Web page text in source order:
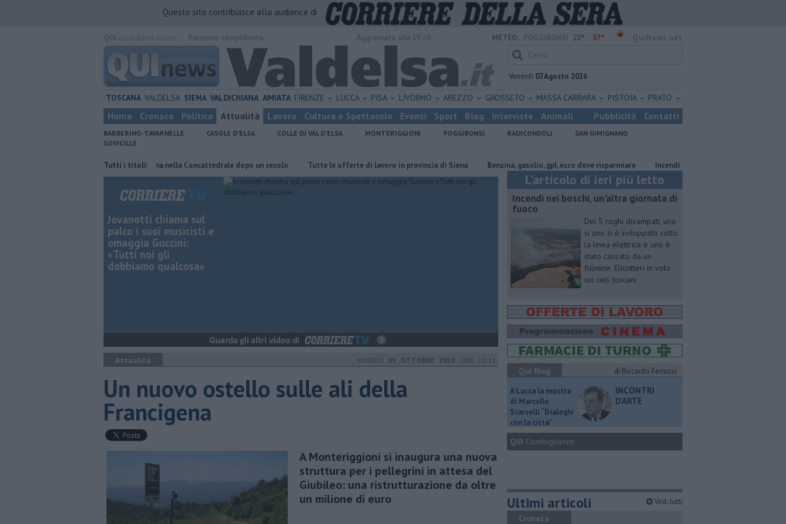
Questo sito contribuisce alla audience di
METEO: 22° 37°
Venerdì 07 Agosto 2026
TOSCANA VALDELSA SIENA VALDICHIANA AMIATA FIRENZE LUCCA PISA LIVORNO AREZZO GROSSETO MASSA CARRARA PISTOIA PRATO
Home Cronaca Politica Attualità Lavoro Cultura e Spettacolo Eventi Sport Blog Interviste Animali Pubblicità Contatti
BARBERINO-TAVARNELLE CASOLE D'ELSA COLLE DI VAL D'ELSA MONTERIGGIONI POGGIBONSI RADICONDOLI
SAN GIMIGNANO
SOVICILLE
Tutti i titoli:
Pagina miniata torna nella Concattedrale dopo un secolo ​Tutte le offerte di lavoro in provincia di Siena ​Benzina, gasolio, gpl, ecco dove risparmiare Incendi nei boschi, un'altra giornata di fuoco
Jovanotti chiama sul
palco i suoi musicisti e
omaggia Guccini:
«Tutti noi gli
dobbiamo qualcosa»
Attualità VENERDÌ 09 OTTOBRE 2015 ORE 15:31
Un nuovo ostello sulle ali della
Francigena
A Monteriggioni si inaugura una nuova
struttura per i pellegrini in attesa del
Giubileo: una ristrutturazione da oltre
un milione di euro
L'articolo di ieri più letto
Incendi nei boschi, un'altra giornata di
fuoco
Dei 5 roghi divampati, uno
si uno si è sviluppato sotto
la linea elettrica e uno è
stato causato da un
fulmine. Elicotteri in volo
sui cieli toscani
Qui Blog
di Riccardo Ferrucci
A Lucca la mostra
di Marcello
Scarselli “Dialoghi
con la città"
INCONTRI
D'ARTE
QUI Condoglianze
Ultimi articoli Vedi tutti
Cronaca